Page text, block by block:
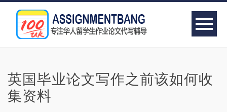
英国毕业论文写作之前该如何收
集资料